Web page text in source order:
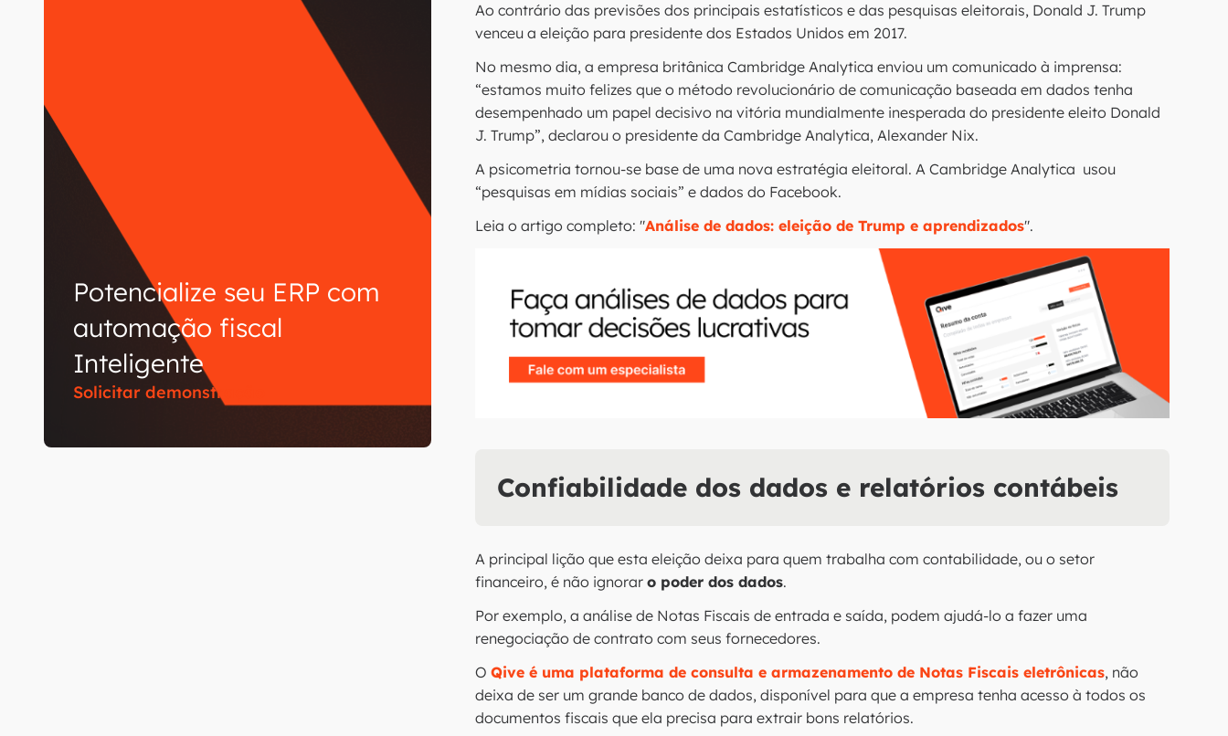
Potencialize seu ERP com
automação fiscal
Inteligente
Solicitar demonstração
Ao contrário das previsões dos principais estatísticos e das pesquisas eleitorais, Donald J. Trump
venceu a eleição para presidente dos Estados Unidos em 2017.
No mesmo dia, a empresa britânica Cambridge Analytica enviou um comunicado à imprensa:
“estamos muito felizes que o método revolucionário de comunicação baseada em dados tenha
desempenhado um papel decisivo na vitória mundialmente inesperada do presidente eleito Donald
J. Trump”, declarou o presidente da Cambridge Analytica, Alexander Nix.
A psicometria tornou-se base de uma nova estratégia eleitoral. A Cambridge Analytica usou
“pesquisas em mídias sociais” e dados do Facebook.
Leia o artigo completo: "Análise de dados: eleição de Trump e aprendizados".
Confiabilidade dos dados e relatórios contábeis
A principal lição que esta eleição deixa para quem trabalha com contabilidade, ou o setor
financeiro, é não ignorar o poder dos dados.
Por exemplo, a análise de Notas Fiscais de entrada e saída, podem ajudá-lo a fazer uma
renegociação de contrato com seus fornecedores.
O Qive é uma plataforma de consulta e armazenamento de Notas Fiscais eletrônicas, não
deixa de ser um grande banco de dados, disponível para que a empresa tenha acesso à todos os
documentos fiscais que ela precisa para extrair bons relatórios.